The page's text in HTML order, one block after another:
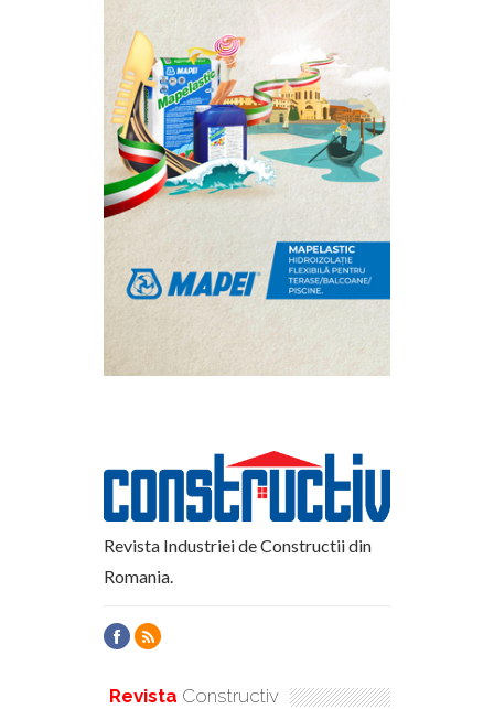
Revista Industriei de Constructii din
Romania.
Revista Constructiv